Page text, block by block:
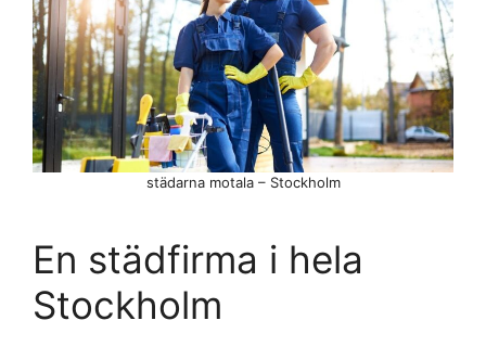
En städfirma i hela
Stockholm
städarna motala – Stockholm